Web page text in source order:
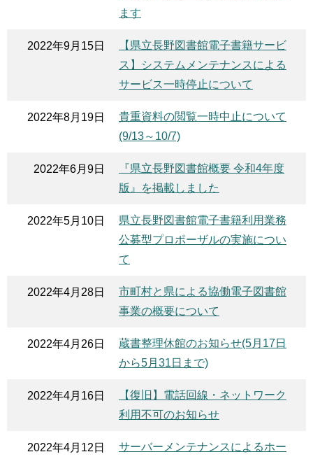
ます
2022年9月15日
【県立長野図書館電子書籍サービ
ス】システムメンテナンスによる
サービス一時停止について
2022年8月19日
貴重資料の閲覧一時中止について
(9/13～10/7)
2022年6月9日
『県立長野図書館概要 令和4年度
版』を掲載しました
2022年5月10日
県立長野図書館電子書籍利用業務
公募型プロポーザルの実施につい
て
2022年4月28日
市町村と県による協働電子図書館
事業の概要について
2022年4月26日
蔵書整理休館のお知らせ(5月17日
から5月31日まで)
2022年4月16日
【復旧】電話回線・ネットワーク
利用不可のお知らせ
2022年4月12日
サーバーメンテナンスによるホー